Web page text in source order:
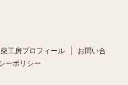
工房プロフィール
お問い合
ーポリシー